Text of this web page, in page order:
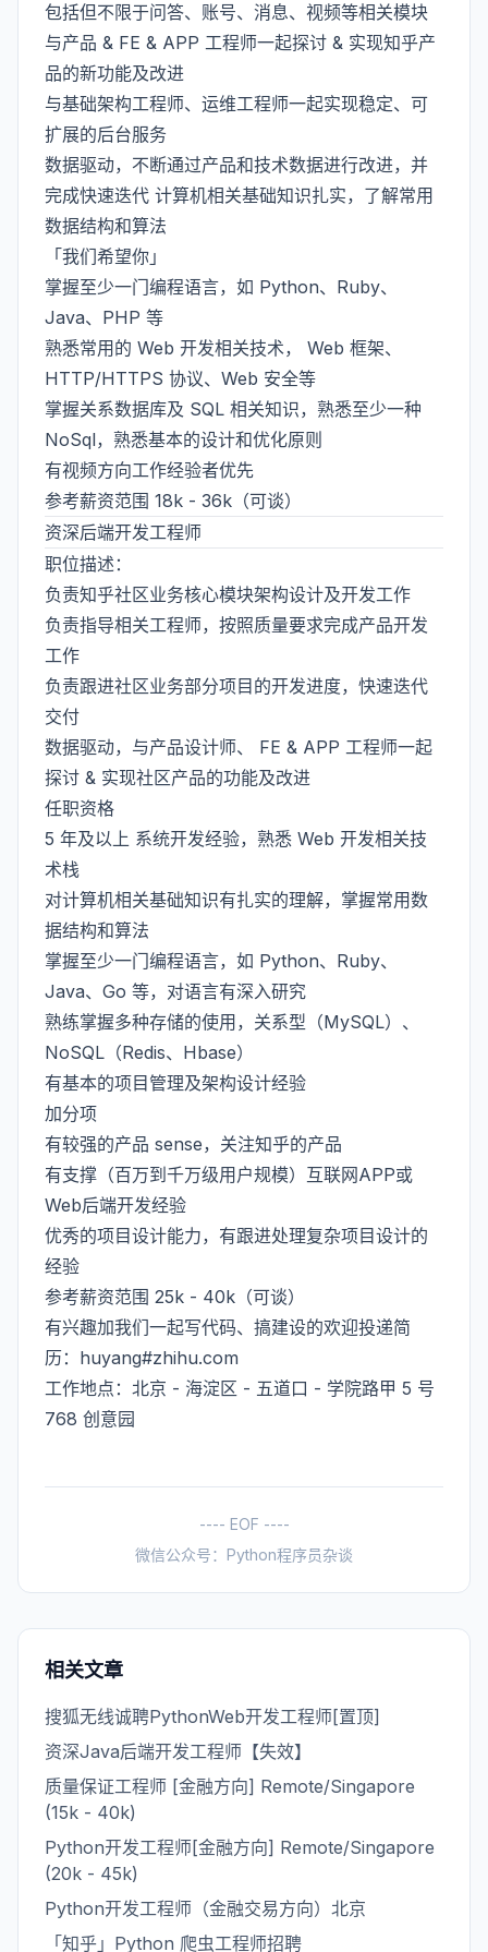
包括但不限于问答、账号、消息、视频等相关模块
与产品 & FE & APP 工程师一起探讨 & 实现知乎产
品的新功能及改进
与基础架构工程师、运维工程师一起实现稳定、可
扩展的后台服务
数据驱动，不断通过产品和技术数据进行改进，并
完成快速迭代 计算机相关基础知识扎实，了解常用
数据结构和算法
「我们希望你」
掌握至少一门编程语言，如 Python、Ruby、
Java、PHP 等
熟悉常用的 Web 开发相关技术， Web 框架、
HTTP/HTTPS 协议、Web 安全等
掌握关系数据库及 SQL 相关知识，熟悉至少一种
NoSql，熟悉基本的设计和优化原则
有视频方向工作经验者优先
参考薪资范围 18k - 36k（可谈）
资深后端开发工程师
职位描述：
负责知乎社区业务核心模块架构设计及开发工作
负责指导相关工程师，按照质量要求完成产品开发
工作
负责跟进社区业务部分项目的开发进度，快速迭代
交付
数据驱动，与产品设计师、 FE & APP 工程师一起
探讨 & 实现社区产品的功能及改进
任职资格
5 年及以上 系统开发经验，熟悉 Web 开发相关技
术栈
对计算机相关基础知识有扎实的理解，掌握常用数
据结构和算法
掌握至少一门编程语言，如 Python、Ruby、
Java、Go 等，对语言有深入研究
熟练掌握多种存储的使用，关系型（MySQL）、
NoSQL（Redis、Hbase）
有基本的项目管理及架构设计经验
加分项
有较强的产品 sense，关注知乎的产品
有支撑（百万到千万级用户规模）互联网APP或
Web后端开发经验
优秀的项目设计能力，有跟进处理复杂项目设计的
经验
参考薪资范围 25k - 40k（可谈）
有兴趣加我们一起写代码、搞建设的欢迎投递简
历：huyang#zhihu.com
工作地点：北京 - 海淀区 - 五道口 - 学院路甲 5 号
768 创意园
---- EOF ----
微信公众号：Python程序员杂谈
相关文章
搜狐无线诚聘PythonWeb开发工程师[置顶]
资深Java后端开发工程师【失效】
质量保证工程师 [金融方向] Remote/Singapore
(15k - 40k)
Python开发工程师[金融方向] Remote/Singapore
(20k - 45k)
Python开发工程师（金融交易方向）北京
「知乎」Python 爬虫工程师招聘